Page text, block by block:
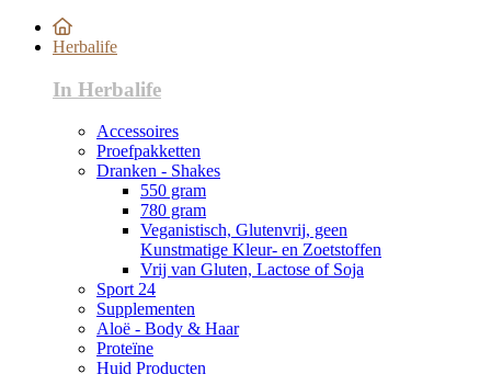
Herbalife
In Herbalife
Accessoires
Proefpakketten
Dranken - Shakes
550 gram
780 gram
Veganistisch, Glutenvrij, geen
Kunstmatige Kleur- en Zoetstoffen
Vrij van Gluten, Lactose of Soja
Sport 24
Supplementen
Aloë - Body & Haar
Proteïne
Huid Producten